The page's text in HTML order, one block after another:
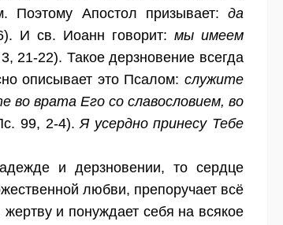
Поэтому Апостол призывает: да
И св. Иоанн говорит: мы имеем
21-22). Такое дерзновение всегда
описывает это Псалом: служите
во врата Его со славословием, во
99, 2-4).Я усердно принесу Тебе
и дерзновении, то сердце
любви, препоручает всё
жертву и понуждает себя на всякое